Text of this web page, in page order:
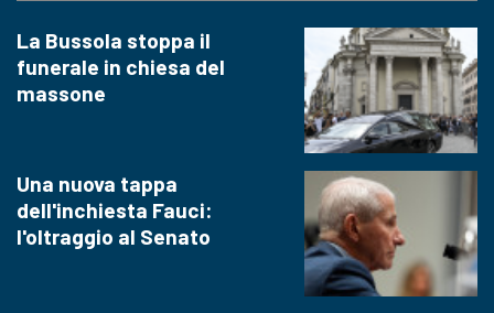
La Bussola stoppa il
funerale in chiesa del
massone
Una nuova tappa
dell'inchiesta Fauci:
l'oltraggio al Senato